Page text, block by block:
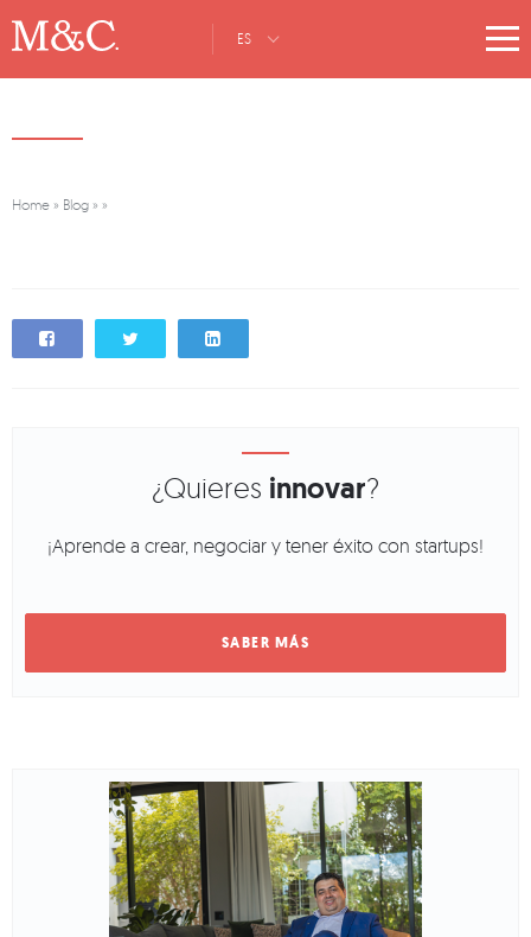
ES
Home » Blog » »
¿Quieres innovar?
¡Aprende a crear, negociar y tener éxito con startups!